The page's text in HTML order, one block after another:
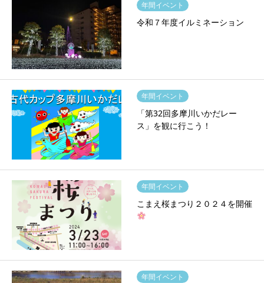
年間イベント
令和７年度イルミネーション
年間イベント
「第32回多摩川いかだレー
ス」を観に行こう！
年間イベント
こまえ桜まつり２０２４を開催
年間イベント